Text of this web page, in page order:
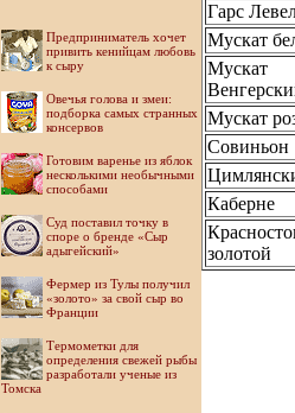
Предприниматель хочет
привить кенийцам любовь
к сыру
Овечья голова и змеи:
подборка самых странных
консервов
Готовим варенье из яблок
несколькими необычными
способами
Суд поставил точку в
споре о бренде «Сыр
адыгейский»
Фермер из Тулы получил
«золото» за свой сыр во
Франции
Термометки для
определения свежей рыбы
разработали ученые из
Томска
Гарс
Мускат
Мускат
Мускат
Совиньон
Каберне
золотой